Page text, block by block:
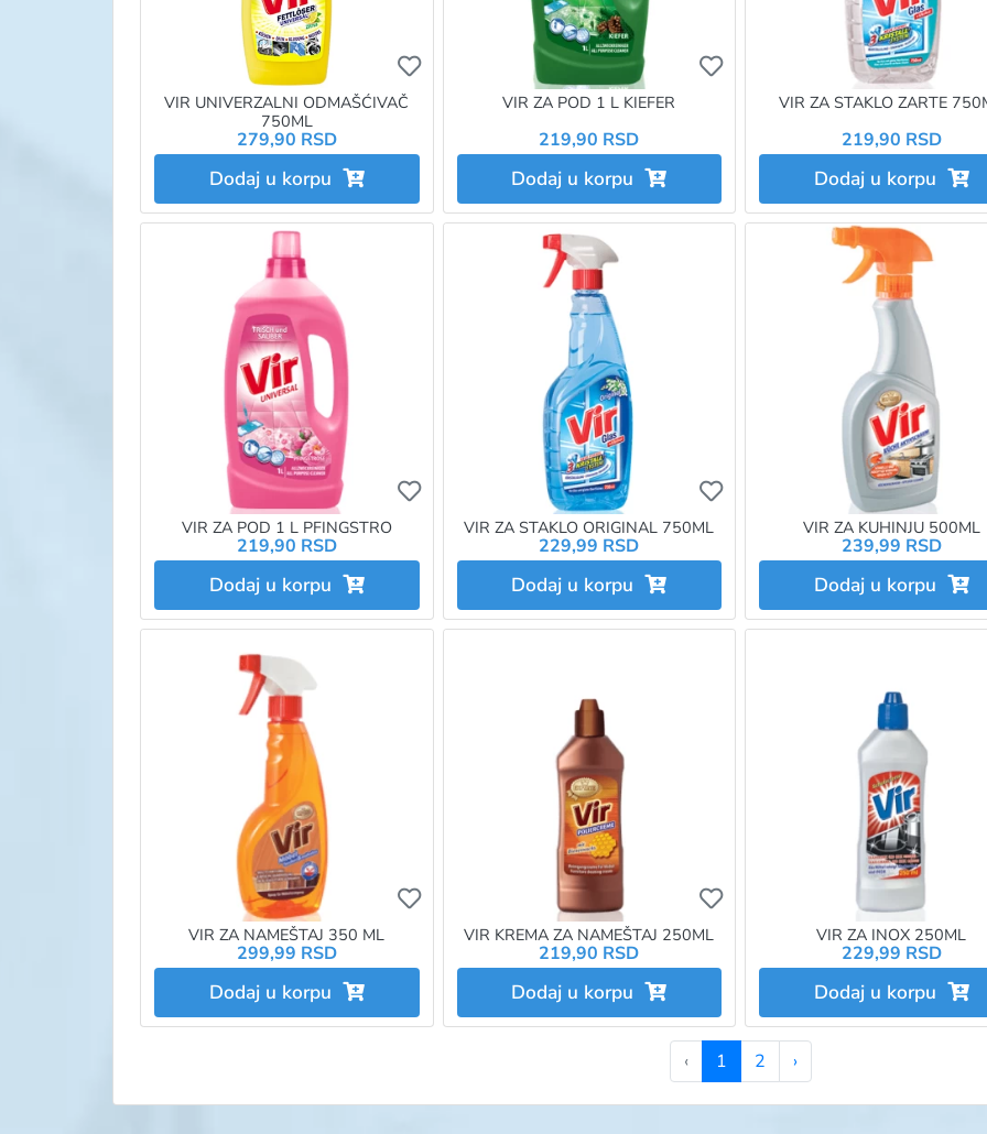
Ukoliko želite da dodate proizvod u omiljene morate da budete
VIR UNIVERZALNI ODMAŠĆIVAČ
750ML
279,90 RSD
Dodaj u korpu
Ukoliko želite da dodate
VIR ZA POD 1 L KIEFER
219,90 RSD
Dodaj u korpu
VIR ZA STAKLO ZARTE
219,90 RSD
Dodaj u korpu
Ukoliko želite da dodate proizvod u omiljene morate da budete
VIR ZA POD 1 L PFINGSTRO
219,90 RSD
Dodaj u korpu
Ukoliko želite da dodate
VIR ZA STAKLO ORIGINAL 750ML
229,99 RSD
Dodaj u korpu
VIR ZA KUHINJU 500ML
239,99 RSD
Dodaj u korpu
Ukoliko želite da dodate proizvod u omiljene morate da budete
VIR ZA NAMEŠTAJ 350 ML
299,99 RSD
Dodaj u korpu
Ukoliko želite da dodate
VIR KREMA ZA NAMEŠTAJ 250ML
219,90 RSD
Dodaj u korpu
VIR ZA INOX 250ML
229,99 RSD
Dodaj u korpu
‹ 1 2 ›